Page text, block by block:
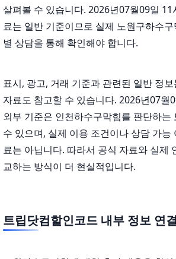
살펴볼 수 있습니다. 2026년07월09일
료는 일반 기준이므로 실제 노원구하수
별 상담을 통해 확인해야 합니다.
표시, 광고, 거래 기준과 관련된 일반 정보
자료도 참고할 수 있습니다. 2026년07월
외부 기준은 인천하수구막힘를 판단하는
수 있으며, 실제 이용 조건이나 상담 가능
료는 아닙니다. 따라서 공식 자료와 실제
교하는 방식이 더 현실적입니다.
트립닷컴할인코드 내부 정보 연